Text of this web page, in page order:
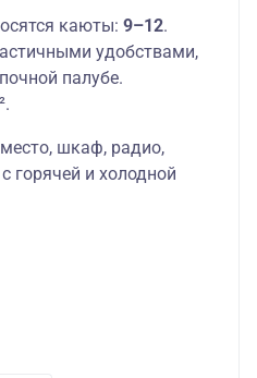
каюты: 9–12.
удобствами,
палубе.
шкаф, радио,
горячей и холодной